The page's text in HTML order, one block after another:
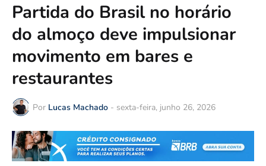
Partida do Brasil no horário
do almoço deve impulsionar
movimento em bares e
restaurantes
Por Lucas Machado - sexta-feira, junho 26, 2026